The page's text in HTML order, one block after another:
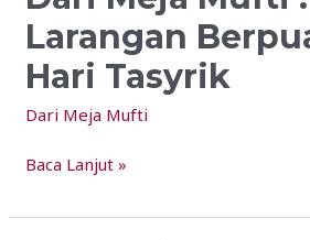
Tasyriq
Larangan
Hari Tasyrik
Dari Meja Mufti
Mufti
Berpuasa
Di
Baca Lanjut »